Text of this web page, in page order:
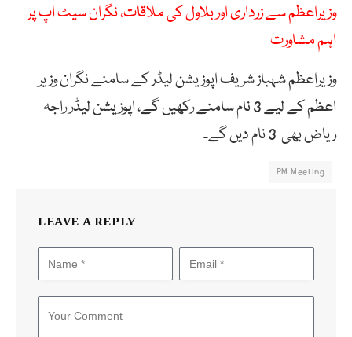
وزیراعظم سے زرداری اور بلاول کی ملاقات، نگران سیٹ اپ پر
اہم مشاورت
وزیراعظم شہباز شریف اپوزیشن لیڈر کے سامنے نگران وزیر
اعظم کے لیے 3 نام سامنے رکھیں گے، اپوزیشن لیڈر راجہ
ریاض بھی 3 نام دیں گے۔
PM Meeting
LEAVE A REPLY